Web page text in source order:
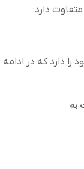
دارد:
دارد که در ادامه
به